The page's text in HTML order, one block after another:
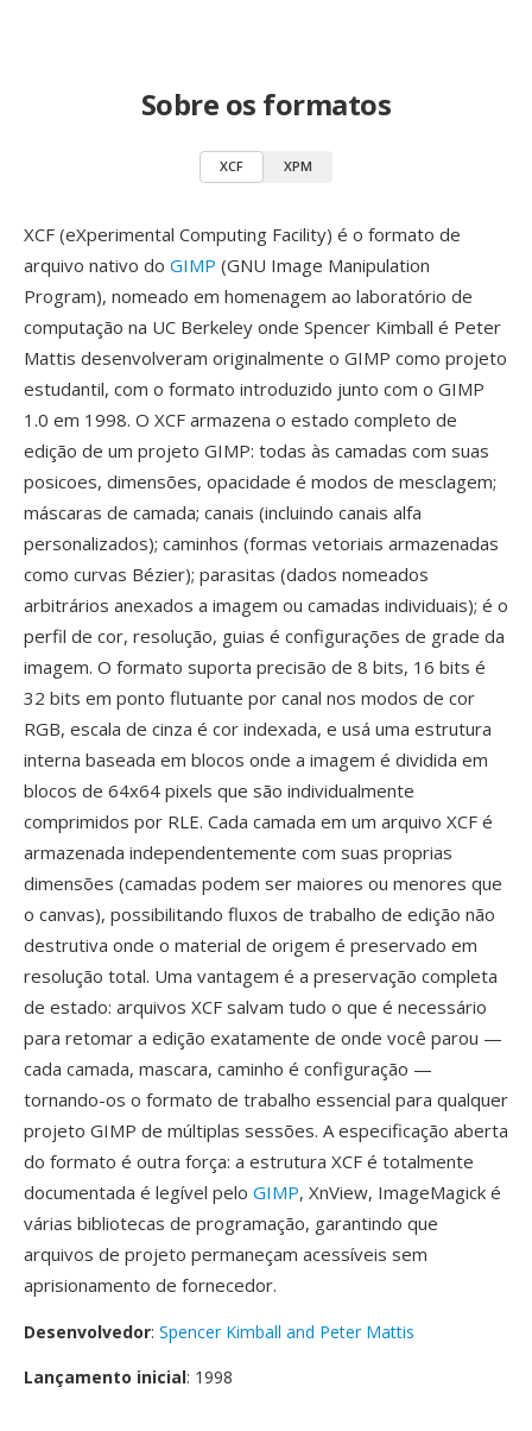
Sobre os formatos
XCF XPM
XCF (eXperimental Computing Facility) é o formato de
arquivo nativo do GIMP (GNU Image Manipulation
Program), nomeado em homenagem ao laboratório de
computação na UC Berkeley onde Spencer Kimball é Peter
Mattis desenvolveram originalmente o GIMP como projeto
estudantil, com o formato introduzido junto com o GIMP
1.0 em 1998. O XCF armazena o estado completo de
edição de um projeto GIMP: todas às camadas com suas
posicoes, dimensões, opacidade é modos de mesclagem;
máscaras de camada; canais (incluindo canais alfa
personalizados); caminhos (formas vetoriais armazenadas
como curvas Bézier); parasitas (dados nomeados
arbitrários anexados a imagem ou camadas individuais); é o
perfil de cor, resolução, guias é configurações de grade da
imagem. O formato suporta precisão de 8 bits, 16 bits é
32 bits em ponto flutuante por canal nos modos de cor
RGB, escala de cinza é cor indexada, e usá uma estrutura
interna baseada em blocos onde a imagem é dividida em
blocos de 64x64 pixels que são individualmente
comprimidos por RLE. Cada camada em um arquivo XCF é
armazenada independentemente com suas proprias
dimensões (camadas podem ser maiores ou menores que
o canvas), possibilitando fluxos de trabalho de edição não
destrutiva onde o material de origem é preservado em
resolução total. Uma vantagem é a preservação completa
de estado: arquivos XCF salvam tudo o que é necessário
para retomar a edição exatamente de onde você parou —
cada camada, mascara, caminho é configuração —
tornando-os o formato de trabalho essencial para qualquer
projeto GIMP de múltiplas sessões. A especificação aberta
do formato é outra força: a estrutura XCF é totalmente
documentada é legível pelo GIMP, XnView, ImageMagick é
várias bibliotecas de programação, garantindo que
arquivos de projeto permaneçam acessíveis sem
aprisionamento de fornecedor.
Desenvolvedor: Spencer Kimball and Peter Mattis
Lançamento inicial: 1998